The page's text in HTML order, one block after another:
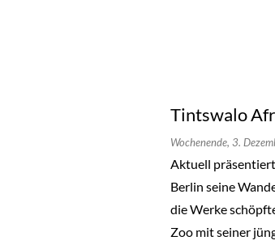
Tintswalo
Wochenende, 3.
Aktuell
Berlin seine
die Werke
Zoo mit seiner